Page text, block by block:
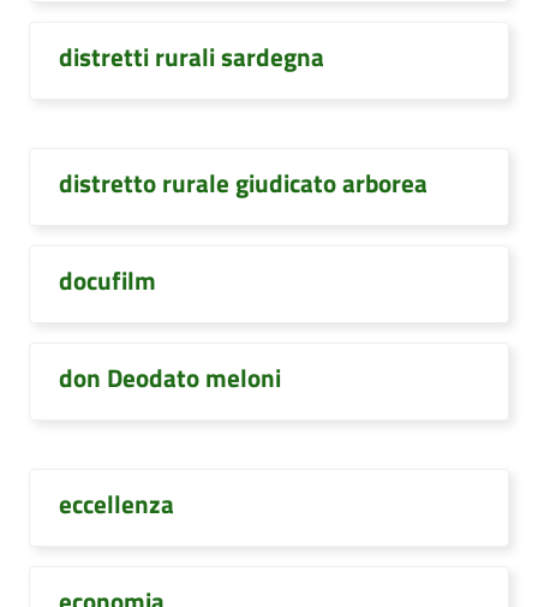
distretti rurali sardegna
distretto rurale giudicato arborea
docufilm
don Deodato meloni
eccellenza